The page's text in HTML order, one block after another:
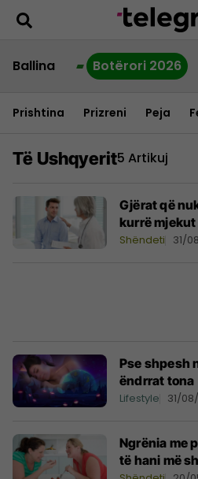
Ballina Botërori 2026
Prishtina Prizreni Peja
Të Ushqyerit5 Artikuj
Gjërat që
kurrë
Shëndeti 31/
Pse shpesh
ëndrrat tona
Lifestyle 31/
Ngrënia me
të hani më